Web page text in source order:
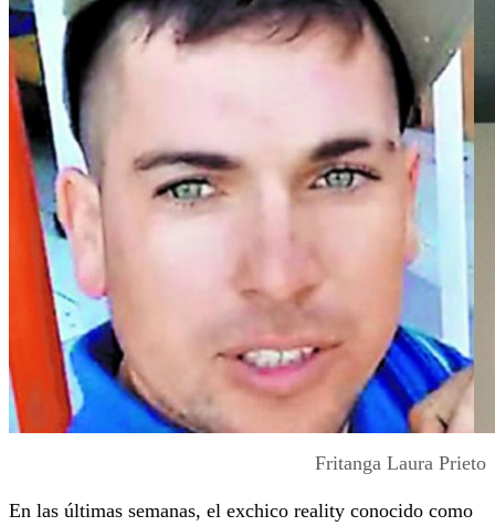
Fritanga Laura Prieto
En las últimas semanas, el exchico reality conocido como